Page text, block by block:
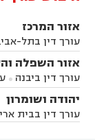
אזור המרכז
עורך דין בתל-
ברק עורך דין
עורך דין ברחובות
במודיעין
עורך
דין בקרית אונו
אונו
עורך דין
אזור השפלה
עורך דין ביבנה 
עורך דין בראשון
בבאר יעקב
יהודה ושומרון
עורך דין בבית